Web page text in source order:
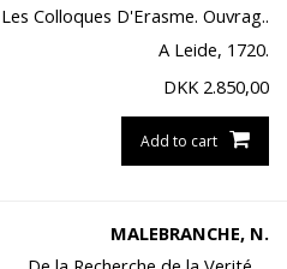
Les Colloques D'Erasme. Ouvrag..
A Leide, 1720.
DKK 2.850,00
Add to cart
MALEBRANCHE, N.